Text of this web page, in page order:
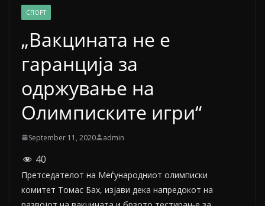
СПОРТ
„Вакцината не е
гаранција за
одржување на
Олимписките игри“
September 11, 2020 admin
40
Претседателот на Меѓународниот олимписки
комитет Томас Бах, изјави дека напредокот на